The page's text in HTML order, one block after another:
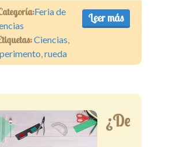
Leer más
Feria de
Ciencias,
,rueda
¿De